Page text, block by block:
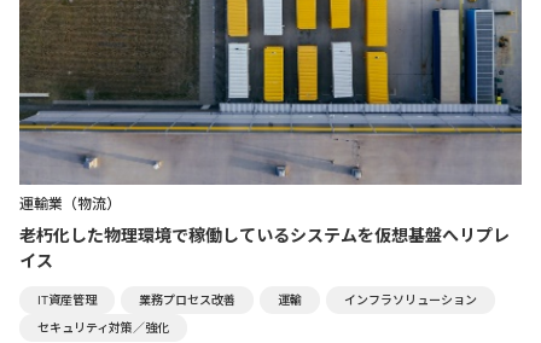
運輸業（物流）
老朽化した物理環境で稼働しているシステムを仮想基盤へリプレ
イス
IT資産管理 業務プロセス改善 運輸 インフラソリューション
セキュリティ対策／強化